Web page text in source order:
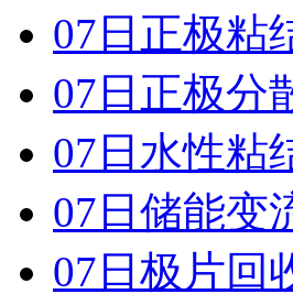
07日正极粘
07日正极分
07日水性粘
07日储能变
07日极片回